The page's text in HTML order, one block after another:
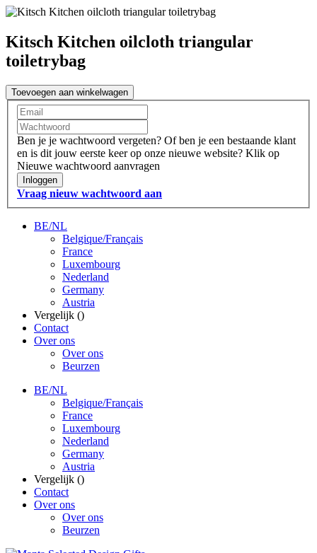
Kitsch Kitchen oilcloth triangular
toiletrybag
Toevoegen aan winkelwagen
Ben je je wachtwoord vergeten? Of ben je een bestaande klant
en is dit jouw eerste keer op onze nieuwe website? Klik op
Nieuwe wachtwoord aanvragen
Inloggen
Vraag nieuw wachtwoord aan
BE/NL
Belgique/Français
France
Luxembourg
Nederland
Germany
Austria
Vergelijk ()
Contact
Over ons
Over ons
Beurzen
BE/NL
Belgique/Français
France
Luxembourg
Nederland
Germany
Austria
Vergelijk ()
Contact
Over ons
Over ons
Beurzen